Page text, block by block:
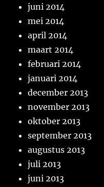
juni 2014
mei 2014
april 2014
maart 2014
februari 2014
januari 2014
december 2013
november 2013
oktober 2013
september 2013
augustus 2013
juli 2013
juni 2013